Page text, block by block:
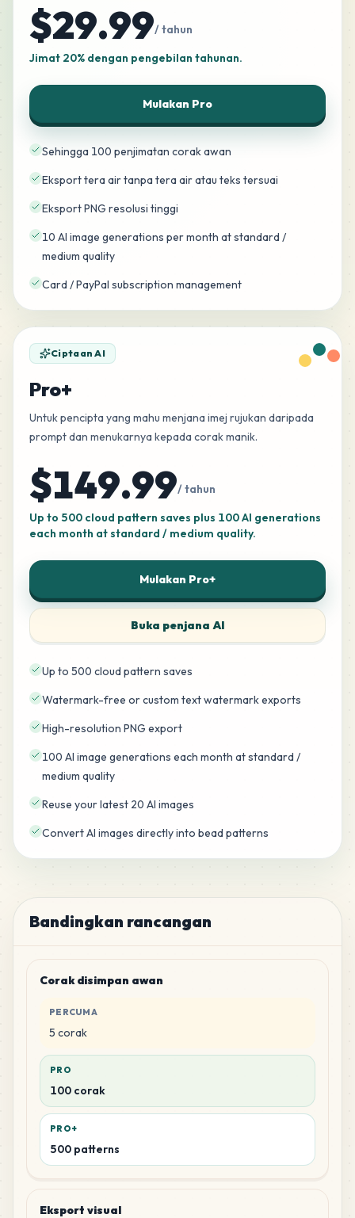
$29.99/ tahun
Jimat 20% dengan pengebilan tahunan.
Mulakan Pro
Sehingga 100 penjimatan corak awan
Eksport tera air tanpa tera air atau teks tersuai
Eksport PNG resolusi tinggi
10 AI image generations per month at standard /
medium quality
Card / PayPal subscription management
Ciptaan AI
Pro+
Untuk pencipta yang mahu menjana imej rujukan daripada
prompt dan menukarnya kepada corak manik.
$149.99/ tahun
Up to 500 cloud pattern saves plus 100 AI generations
each month at standard / medium quality.
Mulakan Pro+
Buka penjana AI
Up to 500 cloud pattern saves
Watermark-free or custom text watermark exports
High-resolution PNG export
100 AI image generations each month at standard /
medium quality
Reuse your latest 20 AI images
Convert AI images directly into bead patterns
Bandingkan rancangan
Corak disimpan awan
PERCUMA
5 corak
PRO
100 corak
PRO+
500 patterns
Eksport visual